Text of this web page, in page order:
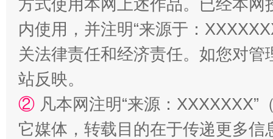
站台名比不上好声名
方式使用本网上述作品。已经本
内使用，并注明“来源于：
关法律责任和经济责任。如您对
站反映。
② 凡本网注明“来源：
它媒体，转载目的在于传递更多